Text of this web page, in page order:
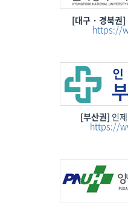
[대구 · 경북권]
https://
[부산권] 인
https://